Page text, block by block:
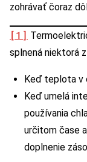
zohrávať čoraz
[1]
splnená niektorá
Keď teplota v
Keď umelá
používania
určitom čase
doplnenie